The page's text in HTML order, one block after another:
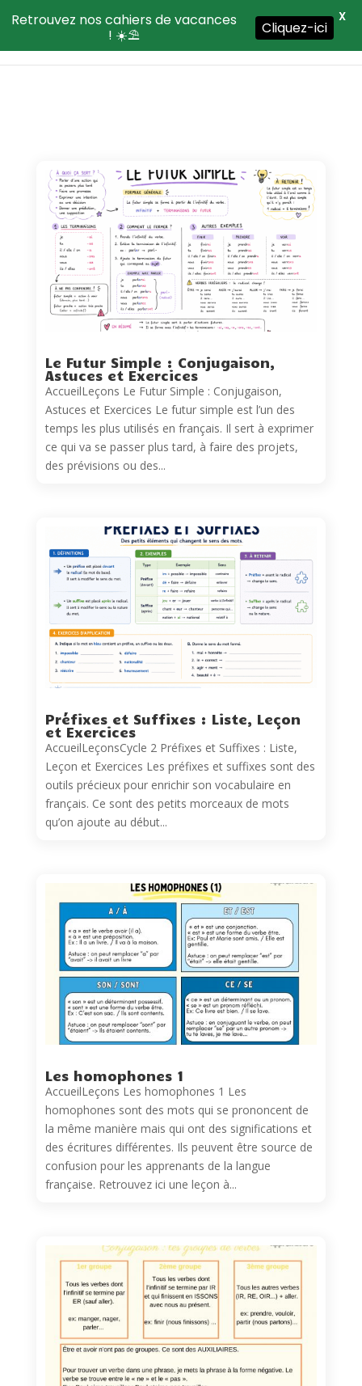
Le Futur Simple : Conjugaison,
Astuces et Exercices
AccueilLeçons Le Futur Simple : Conjugaison,
Astuces et Exercices Le futur simple est l’un des
temps les plus utilisés en français. Il sert à exprimer
ce qui va se passer plus tard, à faire des projets,
des prévisions ou des...
Préfixes et Suffixes : Liste, Leçon
et Exercices
AccueilLeçonsCycle 2 Préfixes et Suffixes : Liste,
Leçon et Exercices Les préfixes et suffixes sont des
outils précieux pour enrichir son vocabulaire en
français. Ce sont des petits morceaux de mots
qu’on ajoute au début...
Les homophones 1
AccueilLeçons Les homophones 1 Les
homophones sont des mots qui se prononcent de
la même manière mais qui ont des significations et
des écritures différentes. Ils peuvent être source de
confusion pour les apprenants de la langue
française. Retrouvez ici une leçon à...
Retrouvez nos cahiers de vacances
! ☀️⛱️
Cliquez-ici
X